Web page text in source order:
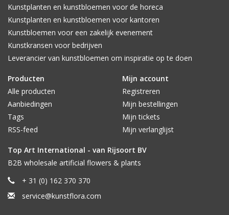
Kunstplanten en kunstbloemen voor de horeca
Kunstplanten en kunstbloemen voor kantoren
Kunstbloemen voor een zakelijk evenement
Kunstkransen voor bedrijven
Leverancier van kunstbloemen om inspiratie op te doen
Producten
Alle producten
Aanbiedingen
Tags
RSS-feed
Mijn account
Registreren
Mijn bestellingen
Mijn tickets
Mijn verlanglijst
Top Art International - van Rijsoort BV
B2B wholesale artificial flowers & plants
+ 31 (0) 162 370 370
service@kunstflora.com